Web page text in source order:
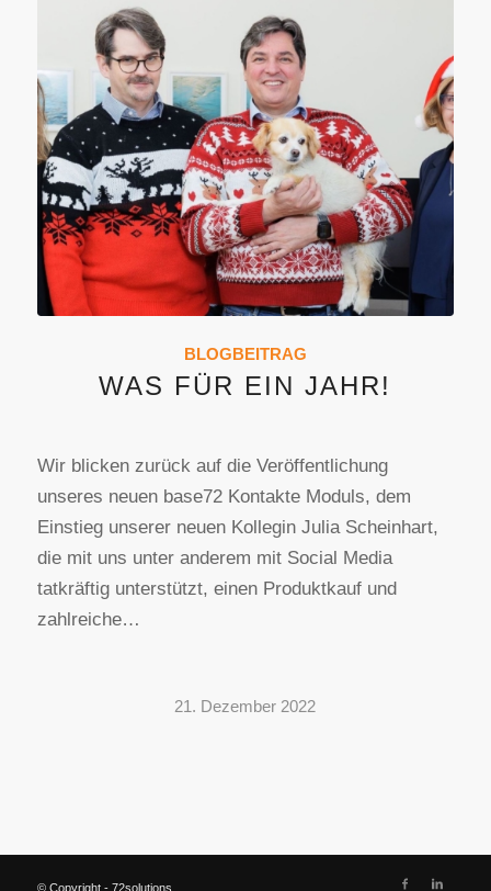
BLOGBEITRAG
WAS FÜR EIN JAHR!
Wir blicken zurück auf die Veröffentlichung
unseres neuen base72 Kontakte Moduls, dem
Einstieg unserer neuen Kollegin Julia Scheinhart,
die mit uns unter anderem mit Social Media
tatkräftig unterstützt, einen Produktkauf und
zahlreiche…
21. Dezember 2022
© Copyright - 72solutions